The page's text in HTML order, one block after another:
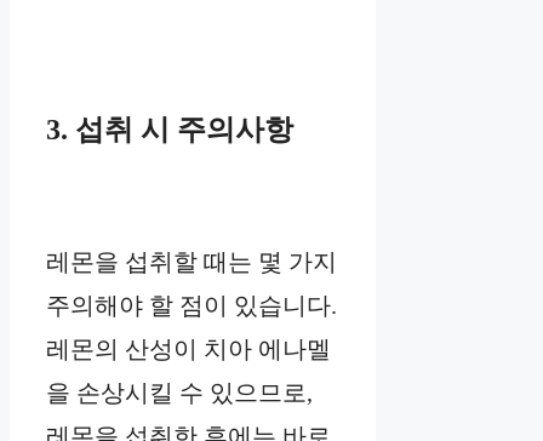
3. 섭취 시 주의사항
레몬을 섭취할 때는 몇 가지
주의해야 할 점이 있습니다.
레몬의 산성이 치아 에나멜
을 손상시킬 수 있으므로,